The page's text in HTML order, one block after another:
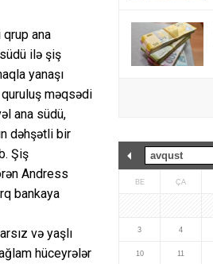
ana
ilə şiş
yanaşı
məqsədi
ana südü,
dəhşətli bir
Şiş
Andress
bankaya
və yaşlı
hüceyrələr
BE ÇA
3 4
10 11